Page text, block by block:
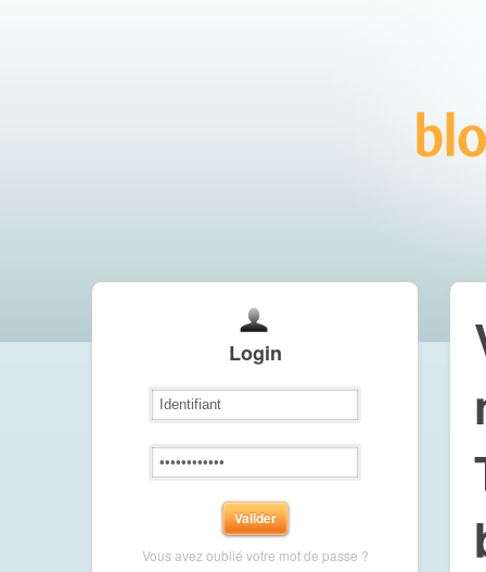
Login
Vous avez oublié votre mot de passe ?